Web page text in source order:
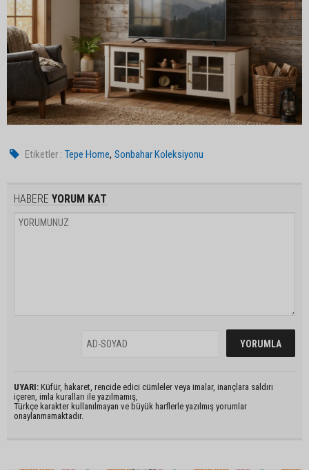
Etiketler : Tepe Home,Sonbahar Koleksiyonu
HABERE YORUM KAT
UYARI: Küfür, hakaret, rencide edici cümleler veya imalar, inançlara saldırı
içeren, imla kuralları ile yazılmamış,
Türkçe karakter kullanılmayan ve büyük harflerle yazılmış yorumlar
onaylanmamaktadır.